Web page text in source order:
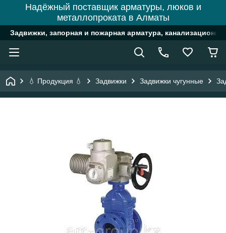
Надёжный поставщик арматуры, люков и
металлопроката в Алматы
Задвижки, запорная и пожарная арматура,
💧 Продукция 💧 Задвижки Задвижки чугунные